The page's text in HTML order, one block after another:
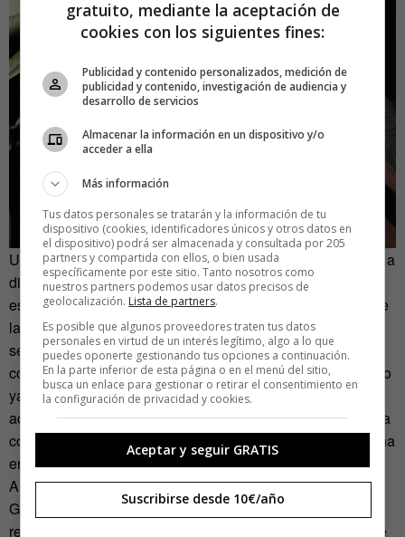
Un hilo conductor muy ligado a la propia Carmen. Por eso, a
diferencia de la mayoría de sus colegas, ella no cree que
esté hurtando nada: «Cada fotógrafo es un tipo diferente de
ladrón, cada uno tiene una actitud y una forma de trabajar,
se puede hacer de manera mas egoísta, más altruista o
como te dé la gana. Personalmente, no me identifico mucho
ya que en la mayoría de casos participo activamente en la
acción y si la fotografío no me adueño de nada que no haya
compartido en ese momento de vida real», explicaba en una
entrevista concedida a Plas.
Allí también mencionaba a Larry Clark y sobre todo a Nan
Goldin entre sus referentes, aunque entre ellos también se
refiere a jóvenes fotógrafos como Lina Scheynius o Charlie
gratuito, mediante la aceptación de
cookies con los siguientes fines:
Publicidad y contenido personalizados, medición de
publicidad y contenido, investigación de audiencia y
desarrollo de servicios
Almacenar la información en un dispositivo y/o
acceder a ella
Más información
Tus datos personales se tratarán y la información de tu
dispositivo (cookies, identificadores únicos y otros datos en
el dispositivo) podrá ser almacenada y consultada por 205
partners y compartida con ellos, o bien usada
específicamente por este sitio. Tanto nosotros como
nuestros partners podemos usar datos precisos de
geolocalización. Lista de partners.
Es posible que algunos proveedores traten tus datos
personales en virtud de un interés legítimo, algo a lo que
puedes oponerte gestionando tus opciones a continuación.
En la parte inferior de esta página o en el menú del sitio,
busca un enlace para gestionar o retirar el consentimiento en
la configuración de privacidad y cookies.
Aceptar y seguir GRATIS
Suscribirse desde 10€/año